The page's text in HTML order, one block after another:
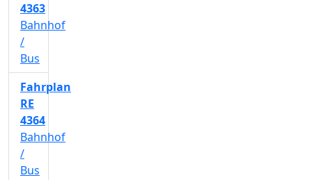
4363
Bahnhof
/
Bus
Fahrplan
RE
4364
Bahnhof
/
Bus